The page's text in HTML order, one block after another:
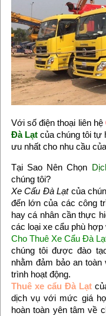
Với số điện thoại liên hệ
Đà Lạtcủa chúng tôi tự
ưu nhất cho nhu cầu
Tại Sao Nên Chọn
chúng tôi?
Xe Cẩu Đà Lạtcủa
đến lớn của các công
hay cá nhân cần thực
các loại xe cẩu phù
Cho Thuê Xe Cẩu Đà
chúng tôi được đào
nhằm đảm bảo an
trình hoạt động.
Thuê xe cẩu Đà Lạt
dịch vụ với mức giá
hoàn toàn yên tâm về